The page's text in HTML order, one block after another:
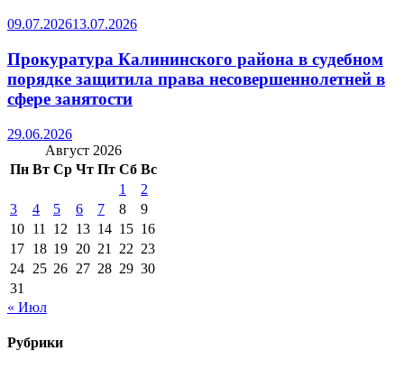
09.07.202613.07.2026
Прокуратура Калининского района в судебном
порядке защитила права несовершеннолетней в
сфере занятости
29.06.2026
Август 2026
Пн Вт Ср Чт Пт Сб Вс
1
2
3
4 5 6 7 8
9
10 11 12 13 14 15 16
17 18 19 20 21 22 23
24 25 26 27 28 29 30
31
« Июл
Рубрики